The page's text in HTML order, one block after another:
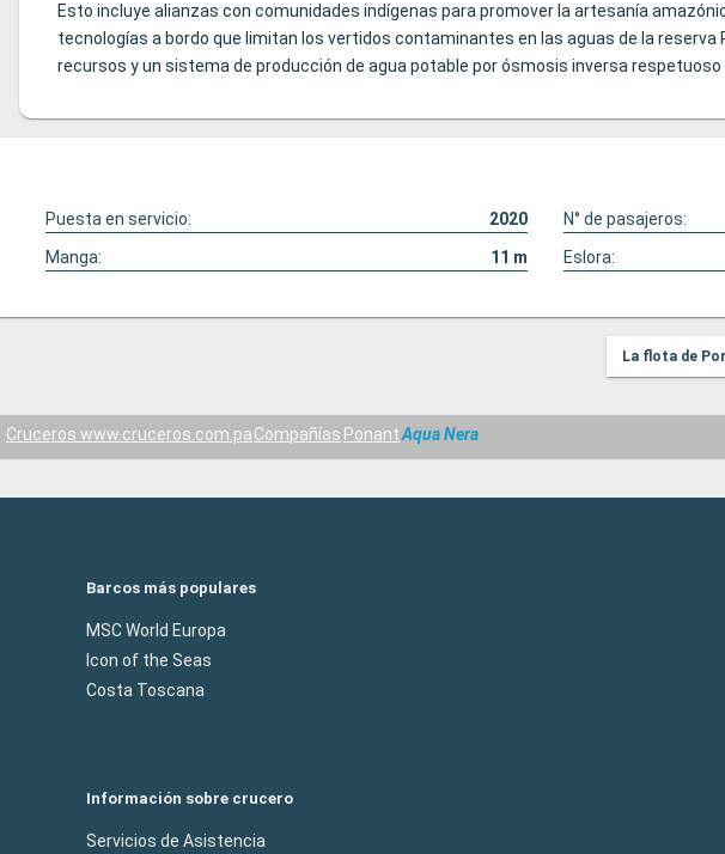
Esto incluye alianzas con comunidades indígenas para promover la artesanía
tecnologías a bordo que limitan los vertidos contaminantes en las aguas de la
recursos y un sistema de producción de agua potable por ósmosis inversa respetuoso
Puesta en servicio: 2020 N° de pasajeros:
Manga:
11 m Eslora:
La flota de
Cruceros www.cruceros.com.paCompañías PonantAqua Nera
Barcos más populares
MSC World Europa
Icon of the Seas
Costa Toscana
Información sobre crucero
Servicios de Asistencia